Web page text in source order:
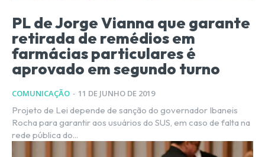
PL de Jorge Vianna que garante
retirada de remédios em
farmácias particulares é
aprovado em segundo turno
COMUNICAÇÃO - 11 DE JUNHO DE 2019
Projeto de Lei depende de sanção do governador Ibaneis
Rocha para garantir aos usuários do SUS, em caso de falta na
rede pública do...